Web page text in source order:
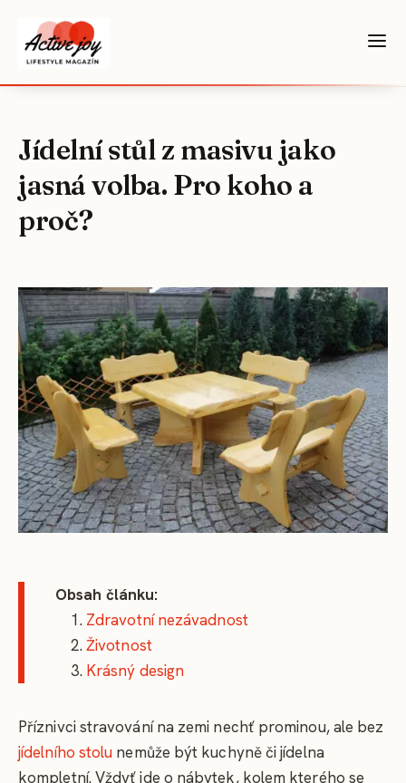
Jídelní stůl z masivu jako
jasná volba. Pro koho a
proč?
Obsah článku:
Zdravotní nezávadnost
Životnost
Krásný design
Příznivci stravování na zemi nechť prominou, ale bez
jídelního stolu nemůže být kuchyně či jídelna
kompletní. Vždyť jde o nábytek, kolem kterého se